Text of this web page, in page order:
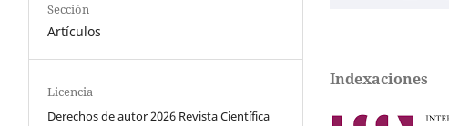
Sección
Artículos
Licencia
Derechos de autor 2026 Revista Científica
Indexaciones